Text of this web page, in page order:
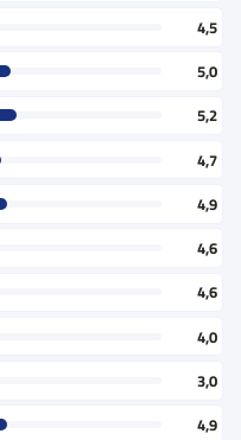
4,5
5,0
5,2
4,7
4,9
4,6
4,6
4,0
3,0
4,9